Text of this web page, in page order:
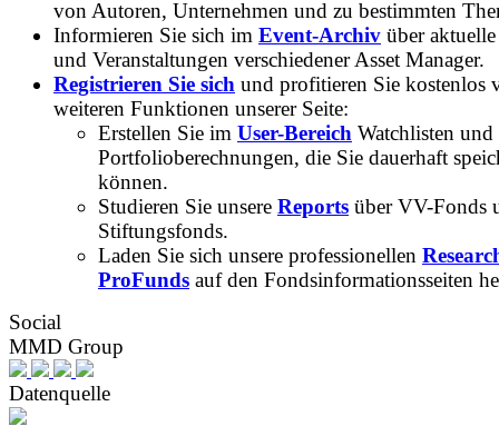
von Autoren, Unternehmen und zu bestimmten
Informieren Sie sich im Event-Archiv über
und Veranstaltungen verschiedener Asset Manager.
Registrieren Sie sich und profitieren Sie kostenlos
weiteren Funktionen unserer Seite:
Erstellen Sie im User-Bereich Watchlisten und
Portfolioberechnungen, die Sie dauerhaft
können.
Studieren Sie unsere Reports über VV-Fonds
Stiftungsfonds.
Laden Sie sich unsere professionellen
ProFunds auf den Fondsinformationsseiten
Social
MMD Group
Datenquelle